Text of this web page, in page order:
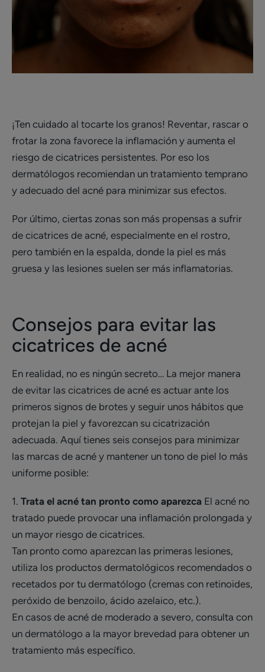
¡Ten cuidado al tocarte los granos! Reventar, rascar o
frotar la zona favorece la inflamación y aumenta el
riesgo de cicatrices persistentes. Por eso los
dermatólogos recomiendan un tratamiento temprano
y adecuado del acné para minimizar sus efectos.
Por último, ciertas zonas son más propensas a sufrir
de cicatrices de acné, especialmente en el rostro,
pero también en la espalda, donde la piel es más
gruesa y las lesiones suelen ser más inflamatorias.
Consejos para evitar las
cicatrices de acné
En realidad, no es ningún secreto… La mejor manera
de evitar las cicatrices de acné es actuar ante los
primeros signos de brotes y seguir unos hábitos que
protejan la piel y favorezcan su cicatrización
adecuada. Aquí tienes seis consejos para minimizar
las marcas de acné y mantener un tono de piel lo más
uniforme posible:
1. Trata el acné tan pronto como aparezca El acné no
tratado puede provocar una inflamación prolongada y
un mayor riesgo de cicatrices.
Tan pronto como aparezcan las primeras lesiones,
utiliza los productos dermatológicos recomendados o
recetados por tu dermatólogo (cremas con retinoides,
peróxido de benzoilo, ácido azelaico, etc.).
En casos de acné de moderado a severo, consulta con
un dermatólogo a la mayor brevedad para obtener un
tratamiento más específico.